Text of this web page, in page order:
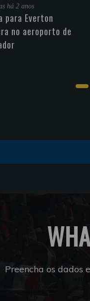
há 2 anos
para Everton
no aeroporto de
Preencha os dados